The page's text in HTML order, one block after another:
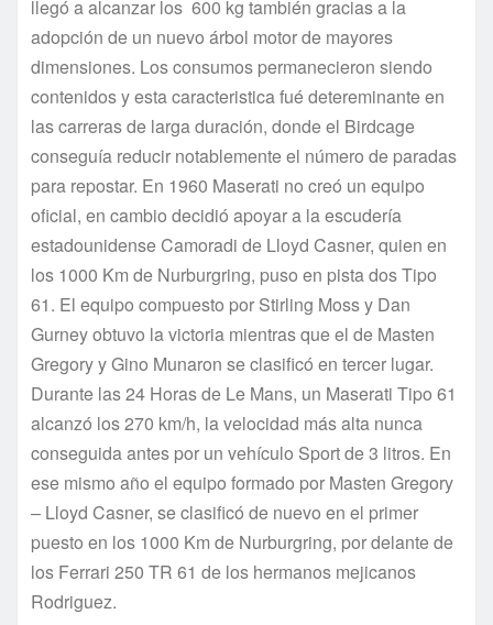
llegó a alcanzar los 600 kg también gracias a la
adopción de un nuevo árbol motor de mayores
dimensiones. Los consumos permanecieron siendo
contenidos y esta caracteristica fué detereminante en
las carreras de larga duración, donde el Birdcage
conseguía reducir notablemente el número de paradas
para repostar. En 1960 Maserati no creó un equipo
oficial, en cambio decidió apoyar a la escudería
estadounidense Camoradi de Lloyd Casner, quien en
los 1000 Km de Nurburgring, puso en pista dos Tipo
61. El equipo compuesto por Stirling Moss y Dan
Gurney obtuvo la victoria mientras que el de Masten
Gregory y Gino Munaron se clasificó en tercer lugar.
Durante las 24 Horas de Le Mans, un Maserati Tipo 61
alcanzó los 270 km/h, la velocidad más alta nunca
conseguida antes por un vehículo Sport de 3 litros. En
ese mismo año el equipo formado por Masten Gregory
– Lloyd Casner, se clasificó de nuevo en el primer
puesto en los 1000 Km de Nurburgring, por delante de
los Ferrari 250 TR 61 de los hermanos mejicanos
Rodriguez.